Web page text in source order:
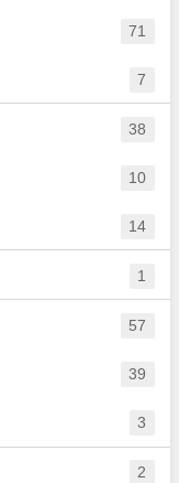
71
7
38
10
14
1
57
39
3
2